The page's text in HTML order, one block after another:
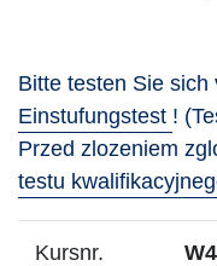
Bitte testen Sie sich
Einstufungstest !
Przed zlozeniem
testu
Kursnr.